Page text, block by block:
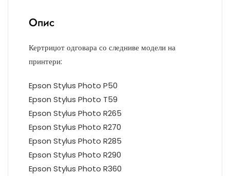
Опис
Кертриџот одговара со следниве модели на
принтери:
Epson Stylus Photo P50
Epson Stylus Photo T59
Epson Stylus Photo R265
Epson Stylus Photo R270
Epson Stylus Photo R285
Epson Stylus Photo R290
Epson Stylus Photo R360